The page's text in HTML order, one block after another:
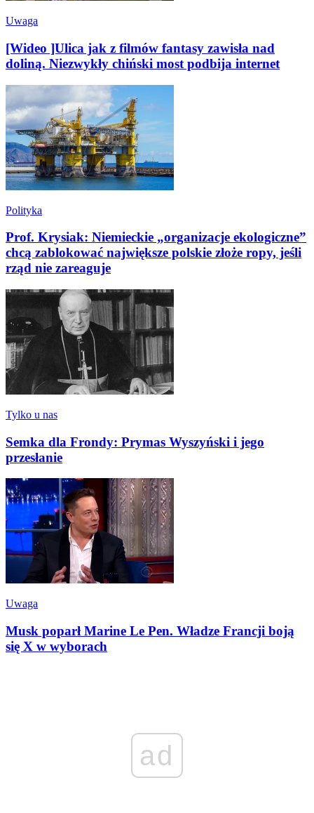
Uwaga
[Wideo ]Ulica jak z filmów fantasy zawisła nad
doliną. Niezwykły chiński most podbija internet
Polityka
Prof. Krysiak: Niemieckie „organizacje ekologiczne”
chcą zablokować największe polskie złoże ropy, jeśli
rząd nie zareaguje
Tylko u nas
Semka dla Frondy: Prymas Wyszyński i jego
przesłanie
Uwaga
Musk poparł Marine Le Pen. Władze Francji boją
się X w wyborach
ad